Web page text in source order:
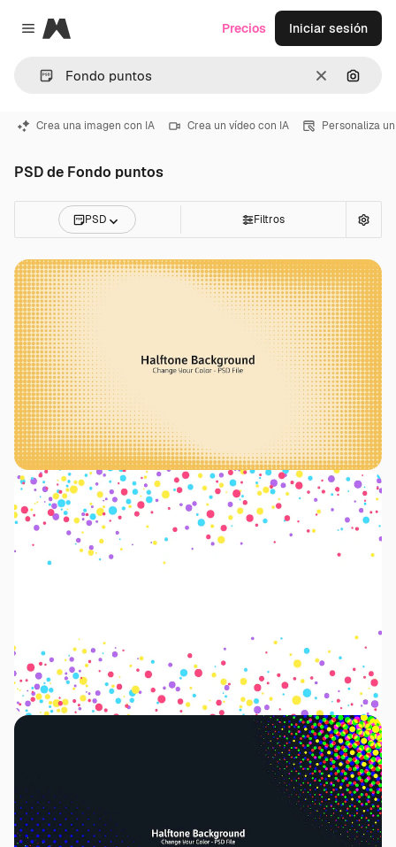
Close menu
Magnific
Borrar
Precios Iniciar sesión
Crea una imagen con IA Crea un vídeo con IA Personaliza
PSD de Fondo puntos
PSD Filtros